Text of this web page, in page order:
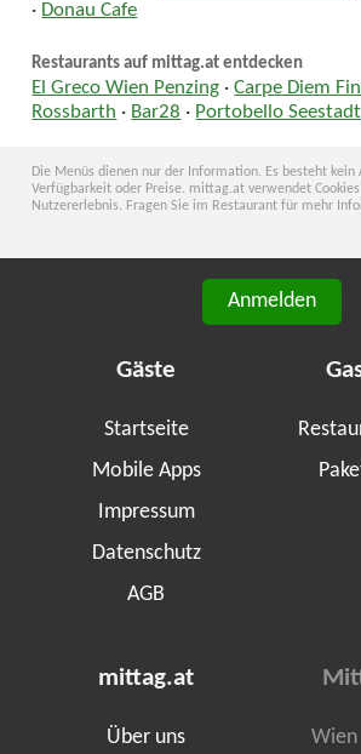
· Donau Cafe
Restaurants auf mittag.at entdecken
El Greco Wien Penzing ·Carpe Diem
Rossbarth · Bar28 · Portobello Seestadt
Die Menüs dienen nur der Information. Es besteht kein
Verfügbarkeit oder Preise. mittag.at verwendet
Nutzererlebnis. Fragen Sie im Restaurant für mehr
Anmelden
Gäste
Startseite
Mobile Apps
Impressum
Datenschutz
AGB
mittag.at
Über uns
Wien